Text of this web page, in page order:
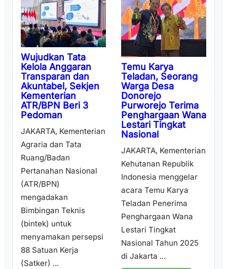
Wujudkan Tata
Kelola Anggaran
Transparan dan
Akuntabel, Sekjen
Kementerian
ATR/BPN Beri 3
Pedoman
JAKARTA, Kementerian
Agraria dan Tata
Ruang/Badan
Pertanahan Nasional
(ATR/BPN)
mengadakan
Bimbingan Teknis
(bintek) untuk
menyamakan persepsi
88 Satuan Kerja
(Satker) ...
Temu Karya
Teladan, Seorang
Warga Desa
Donorejo
Purworejo Terima
Penghargaan Wana
Lestari Tingkat
Nasional
JAKARTA, Kementerian
Kehutanan Republik
Indonesia menggelar
acara Temu Karya
Teladan Penerima
Penghargaan Wana
Lestari Tingkat
Nasional Tahun 2025
di Jakarta ...